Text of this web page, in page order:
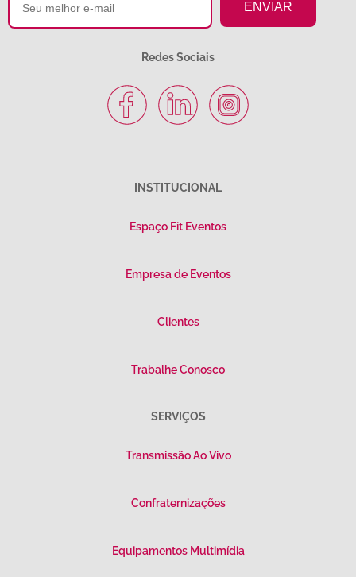
Redes Sociais
INSTITUCIONAL
Espaço Fit Eventos
Empresa de Eventos
Clientes
Trabalhe Conosco
SERVIÇOS
Transmissão Ao Vivo
Confraternizações
Equipamentos Multimídia